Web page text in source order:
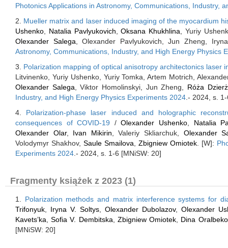
Photonics Applications in Astronomy, Communications, Industry,
2. Mueller matrix and laser induced imaging of the myocardium
Ushenko
Natalia Pavlyukovich ,Oksana Khukhlina , Yuriy
Olexander Salega , Olexander Pavlyukovich, Jun Zheng,
Astronomy, Communications, Industry, and High Energy Physics
3. Polarization mapping of optical anisotropy architectonics laser
Litvinenko, Yuriy Ushenko, Yuriy Tomka, Artem Motrich,
Olexander Salega , Viktor Homolinskyi, Jun Zheng, Róża
Industry, and High Energy Physics Experiments 2024 .- 2024, s.
4. Polarization-phase laser induced and holographic
consequences of COVID-19 /Olexander Ushenko
Natalia
Olexander Olar, Ivan Mikirin , Valeriy Skliarchuk, Olexander
Volodymyr Shakhov,Saule Smailova ,Zbigniew Omiotek . [W]:
Experiments 2024 .- 2024, s. 1-6 [MNiSW: 20]
Fragmenty książek z 2023 (1)
1. Polarization methods and matrix interference systems for
Trifonyuk
Iryna V. Soltys ,Olexander Dubolazov,Olexander
Kavets’ka ,Sofia V. Dembitska Zbigniew Omiotek
Dina
[MNiSW: 20]